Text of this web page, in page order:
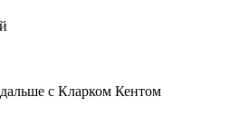
с Кларком Кентом